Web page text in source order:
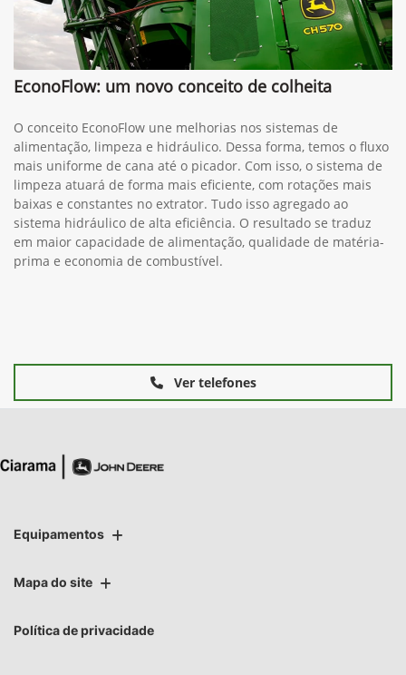
EconoFlow: um novo conceito de colheita
O conceito EconoFlow une melhorias nos sistemas de
alimentação, limpeza e hidráulico. Dessa forma, temos o fluxo
mais uniforme de cana até o picador. Com isso, o sistema de
limpeza atuará de forma mais eficiente, com rotações mais
baixas e constantes no extrator. Tudo isso agregado ao
sistema hidráulico de alta eficiência. O resultado se traduz
em maior capacidade de alimentação, qualidade de matéria-
prima e economia de combustível.
Ver telefones
Equipamentos
Mapa do site
Política de privacidade